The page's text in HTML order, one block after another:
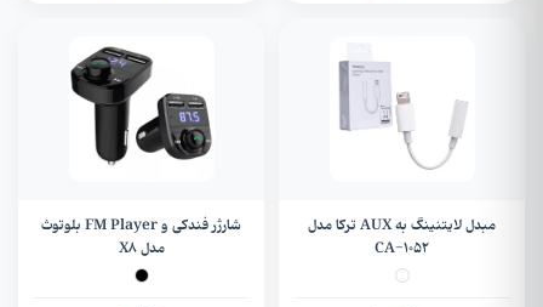
مبدل لایتنینگ به AUX ترکا مدل
CA-1052
شارژر فندکی و FM Player بلوتوث
مدل X8